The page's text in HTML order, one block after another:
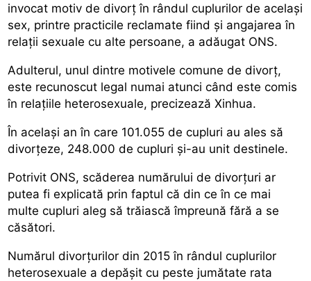
invocat motiv de divorț în rândul cuplurilor de același
sex, printre practicile reclamate fiind și angajarea în
relații sexuale cu alte persoane, a adăugat ONS.
Adulterul, unul dintre motivele comune de divorț,
este recunoscut legal numai atunci când este comis
în relațiile heterosexuale, precizează Xinhua.
În același an în care 101.055 de cupluri au ales să
divorțeze, 248.000 de cupluri și-au unit destinele.
Potrivit ONS, scăderea numărului de divorțuri ar
putea fi explicată prin faptul că din ce în ce mai
multe cupluri aleg să trăiască împreună fără a se
căsători.
Numărul divorțurilor din 2015 în rândul cuplurilor
heterosexuale a depășit cu peste jumătate rata